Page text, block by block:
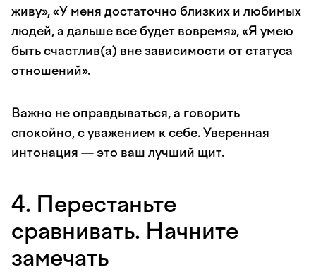
живу», «У меня достаточно близких и любимых
людей, а дальше все будет вовремя», «Я умею
быть счастлив(а) вне зависимости от статуса
отношений».
Важно не оправдываться, а говорить
спокойно, с уважением к себе. Уверенная
интонация — это ваш лучший щит.
4. Перестаньте
сравнивать. Начните
замечать